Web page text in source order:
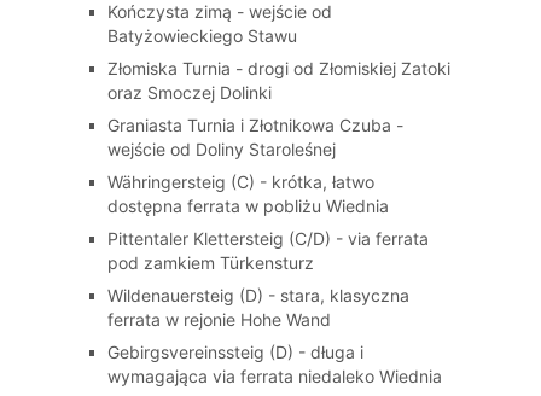
Kończysta zimą - wejście od
Batyżowieckiego Stawu
Złomiska Turnia - drogi od Złomiskiej Zatoki
oraz Smoczej Dolinki
Graniasta Turnia i Złotnikowa Czuba -
wejście od Doliny Staroleśnej
Währingersteig (C) - krótka, łatwo
dostępna ferrata w pobliżu Wiednia
Pittentaler Klettersteig (C/D) - via ferrata
pod zamkiem Türkensturz
Wildenauersteig (D) - stara, klasyczna
ferrata w rejonie Hohe Wand
Gebirgsvereinssteig (D) - długa i
wymagająca via ferrata niedaleko Wiednia